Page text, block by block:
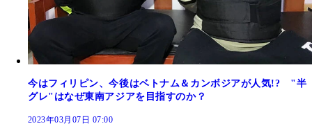
今はフィリピン、今後はベトナム＆カンボジアが人気!? "半
グレ"はなぜ東南アジアを目指すのか？
2023年03月07日 07:00